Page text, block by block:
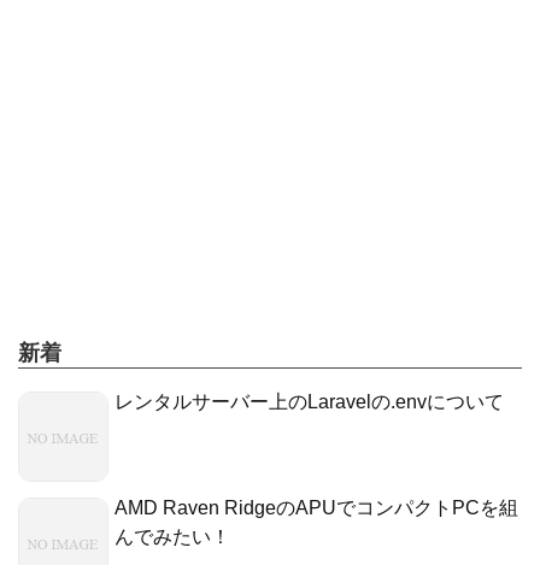
新着
レンタルサーバー上のLaravelの.envについて
AMD Raven RidgeのAPUでコンパクトPCを組
んでみたい！